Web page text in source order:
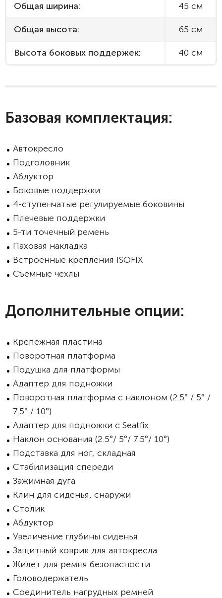
Общая ширина: 45 см
Общая высота: 65 см
Высота боковых поддержек: 40 см
Базовая комплектация:
Автокресло
Подголовник
Абдуктор
Боковые поддержки
4-ступенчатые регулируемые боковины
Плечевые поддержки
5-ти точечный ремень
Паховая накладка
Встроенные крепления ISOFIX
Съёмные чехлы
Дополнительные опции:
Крепёжная пластина
Поворотная платформа
Подушка для платформы
Адаптер для подножки
Поворотная платформа с наклоном (2.5° / 5° /
7.5° / 10°)
Адаптер для подножки с Seatfix
Наклон основания (2.5°/ 5°/ 7.5°/ 10°)
Подставка для ног, складная
Стабилизация спереди
Зажимная дуга
Клин для сиденья, снаружи
Столик
Абдуктор
Увеличение глубины сиденья
Защитный коврик для автокресла
Жилет для ремня безопасности
Головодержатель
Соединитель нагрудных ремней